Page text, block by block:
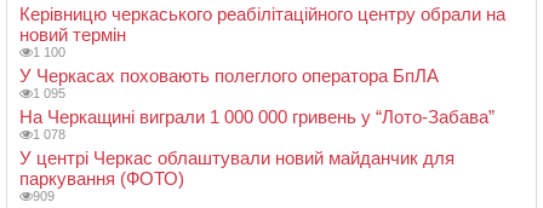
Керівницю черкаського реабілітаційного центру обрали на
новий термін
1 100
У Черкасах поховають полеглого оператора БпЛА
1 095
На Черкащині виграли 1 000 000 гривень у “Лото-Забава”
1 078
У центрі Черкас облаштували новий майданчик для
паркування (ФОТО)
909